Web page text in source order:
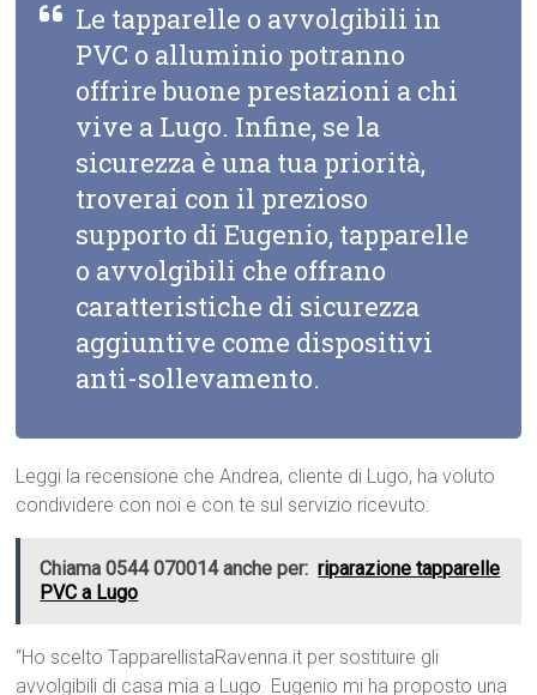
Le tapparelle o avvolgibili in
PVC o alluminio potranno
offrire buone prestazioni a chi
vive a Lugo. Infine, se la
sicurezza è una tua priorità,
troverai con il prezioso
supporto di Eugenio, tapparelle
o avvolgibili che offrano
caratteristiche di sicurezza
aggiuntive come dispositivi
anti-sollevamento.
Leggi la recensione che Andrea, cliente di Lugo, ha voluto
condividere con noi e con te sul servizio ricevuto:
Chiama 0544 070014 anche per: riparazione tapparelle
PVC a Lugo
“Ho scelto TapparellistaRavenna.it per sostituire gli
avvolgibili di casa mia a Lugo. Eugenio mi ha proposto una